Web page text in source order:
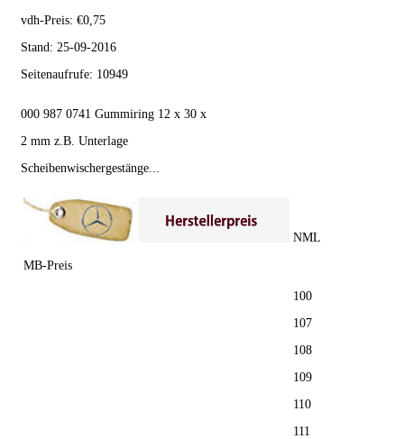
vdh-Preis: €0,75
Stand: 25-09-2016
Seitenaufrufe: 10949
000 987 0741 Gummiring 12 x 30 x
2 mm z.B. Unterlage
Scheibenwischergestänge...
MB-Preis
NML
100
107
108
109
110
111